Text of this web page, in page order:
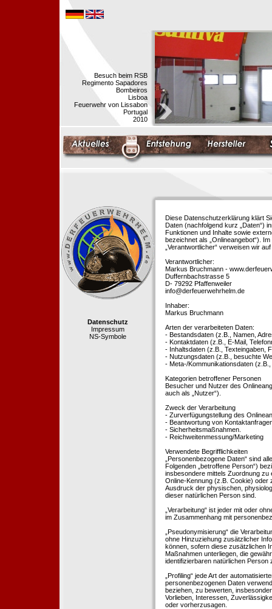
Besuch beim RSB
Regimento Sapadores
Bombeiros
Lisboa
Feuerwehr von Lissabon
Portugal
2010
Datenschutz
Impressum
NS-Symbole
Diese Datenschutzerklärung klärt
Daten (nachfolgend kurz „Daten“)
Funktionen und Inhalte sowie
bezeichnet als „Onlineangebot“).
„Verantwortlicher“ verweisen wir
Verantwortlicher:
Markus Bruchmann -
Duffernbachstrasse 5
D- 79292 Pfaffenweiler
info@derfeuerwehrhelm.de
Inhaber:
Markus Bruchmann
Arten der verarbeiteten Daten:
- Bestandsdaten (z.B., Namen,
- Kontaktdaten (z.B., E-Mail,
- Inhaltsdaten (z.B., Texteingaben,
- Nutzungsdaten (z.B., besuchte
- Meta-/Kommunikationsdaten
Kategorien betroffener Personen
Besucher und Nutzer des
auch als „Nutzer“).
Zweck der Verarbeitung
- Zurverfügungstellung des
- Beantwortung von
- Sicherheitsmaßnahmen.
- Reichweitenmessung/Marketing
Verwendete Begrifflichkeiten
„Personenbezogene Daten“ sind
Folgenden „betroffene Person“)
insbesondere mittels Zuordnung zu
Online-Kennung (z.B. Cookie) oder
Ausdruck der physischen,
dieser natürlichen Person sind.
„Verarbeitung“ ist jeder mit oder
im Zusammenhang mit
„Pseudonymisierung“ die
ohne Hinzuziehung zusätzlicher
können, sofern diese zusätzlichen
Maßnahmen unterliegen, die
identifizierbaren natürlichen Person
„Profiling“ jede Art der
personenbezogenen Daten
beziehen, zu bewerten,
Vorlieben, Interessen,
oder vorherzusagen.